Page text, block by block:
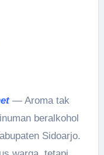
— Aroma tak
beralkohol
Sidoarjo.